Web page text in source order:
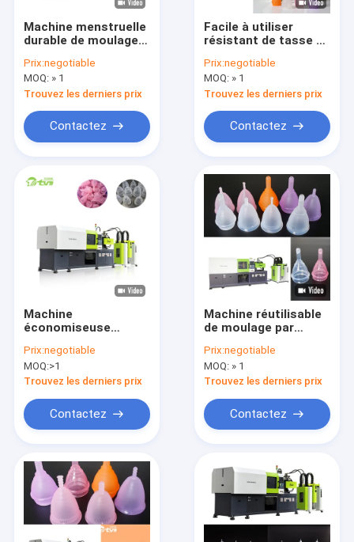
Produits
A propos de nous
Machine menstruelle
durable de moulage
machine/silicone de
fabrication de tasse
Prix:negotiable
MOQ:» 1
Trouvez les derniers prix
Contactez
Facile à utiliser
résistant de tasse de
machine menstruelle
de fabrication
Prix:negotiable
MOQ: » 1
Trouvez les derniers prix
Contactez
Machine
économiseuse
de LSR pour
l'équipement de
moulage de
menstruelle
Prix:negotiable
MOQ:>1
Trouvez les derniers prix
Contactez
Machine réutilisable
de moulage par
machine molle de
moulage par
injection de la tasse
menstruelle
Prix:negotiable
MOQ: » 1
Trouvez les derniers prix
Contactez